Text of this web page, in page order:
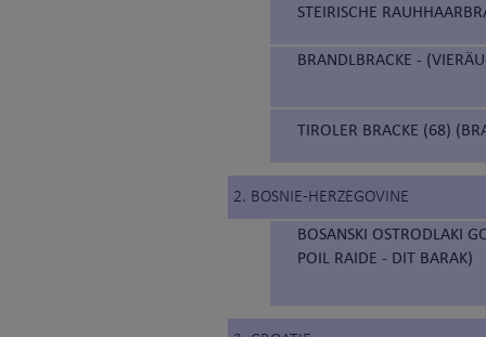
STEIRISCHE
BRANDLBRACKE -
TIROLER BRACKE (68)
2. BOSNIE-HERZEGOVINE
BOSANSKI OSTRODLAKI
POIL RAIDE - DIT BARAK)